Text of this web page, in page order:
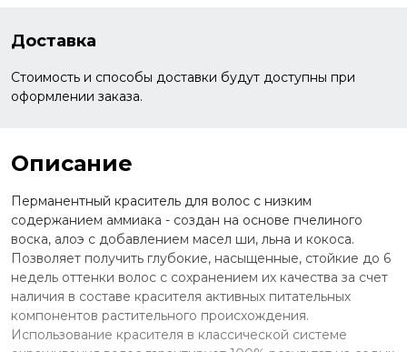
Доставка
Стоимость и способы доставки будут доступны при
оформлении заказа.
Описание
Перманентный краситель для волос с низким
содержанием аммиака - создан на основе пчелиного
воска, алоэ с добавлением масел ши, льна и кокоса.
Позволяет получить глубокие, насыщенные, стойкие до 6
недель оттенки волос с сохранением их качества за счет
наличия в составе красителя активных питательных
компонентов растительного происхождения.
Использование красителя в классической системе